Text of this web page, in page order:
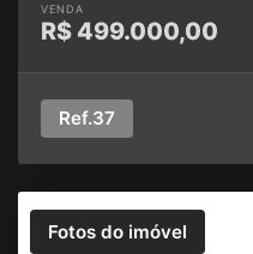
VENDA
R$ 499.000,00
Ref.37
Fotos do imóvel